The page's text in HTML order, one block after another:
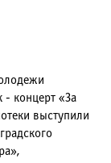
- концерт «За
выступили